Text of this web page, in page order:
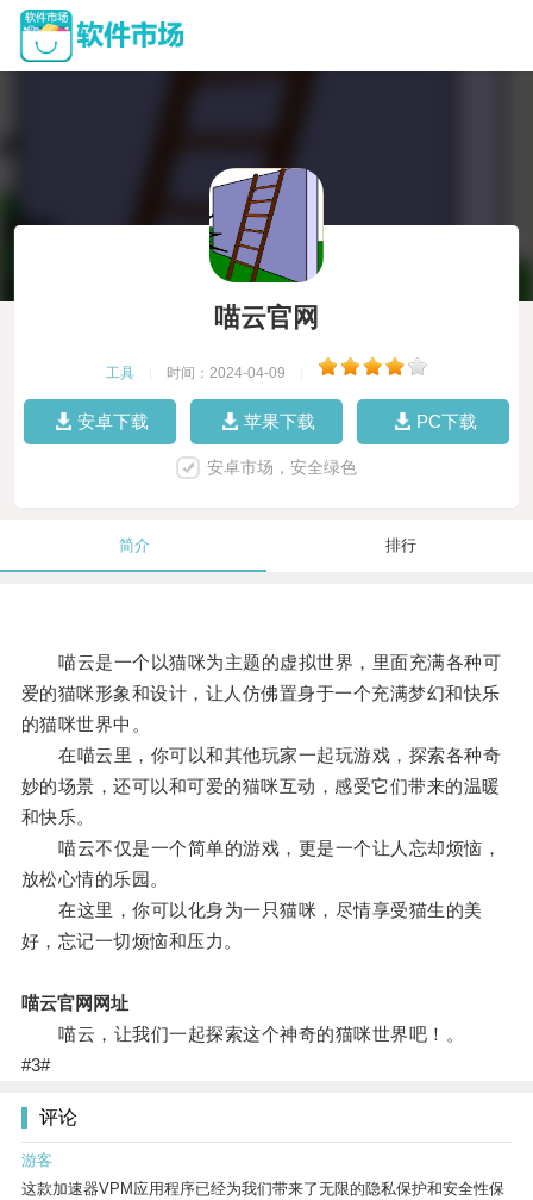
喵云官网
工具 时间：2024-04-09
安卓下载 苹果下载 PC下载
安卓市场，安全绿色
简介 排行
喵云是一个以猫咪为主题的虚拟世界，里面充满各种可
爱的猫咪形象和设计，让人仿佛置身于一个充满梦幻和快乐
的猫咪世界中。
在喵云里，你可以和其他玩家一起玩游戏，探索各种奇
妙的场景，还可以和可爱的猫咪互动，感受它们带来的温暖
和快乐。
喵云不仅是一个简单的游戏，更是一个让人忘却烦恼，
放松心情的乐园。
在这里，你可以化身为一只猫咪，尽情享受猫生的美
好，忘记一切烦恼和压力。
喵云官网网址
喵云，让我们一起探索这个神奇的猫咪世界吧！。
#3#
评论
游客
这款加速器VPM应用程序已经为我们带来了无限的隐私保护和安全性保